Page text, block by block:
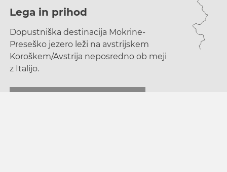
Lega in prihod
Dopustniška destinacija Mokrine-
Preseško jezero leži na avstrijskem
Koroškem/Avstrija neposredno ob meji
z Italijo.